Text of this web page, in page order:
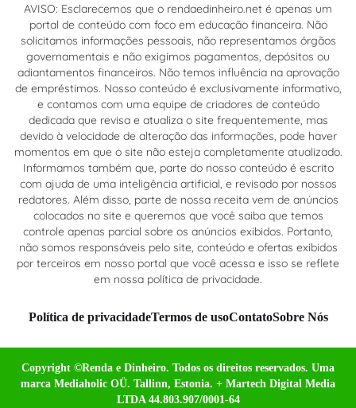
AVISO: Esclarecemos que o rendaedinheiro.net é apenas um
portal de conteúdo com foco em educação financeira. Não
solicitamos informações pessoais, não representamos órgãos
governamentais e não exigimos pagamentos, depósitos ou
adiantamentos financeiros. Não temos influência na aprovação
de empréstimos. Nosso conteúdo é exclusivamente informativo,
e contamos com uma equipe de criadores de conteúdo
dedicada que revisa e atualiza o site frequentemente, mas
devido à velocidade de alteração das informações, pode haver
momentos em que o site não esteja completamente atualizado.
Informamos também que, parte do nosso conteúdo é escrito
com ajuda de uma inteligência artificial, e revisado por nossos
redatores. Além disso, parte de nossa receita vem de anúncios
colocados no site e queremos que você saiba que temos
controle apenas parcial sobre os anúncios exibidos. Portanto,
não somos responsáveis pelo site, conteúdo e ofertas exibidos
por terceiros em nosso portal que você acessa e isso se reflete
em nossa política de privacidade.
Política de privacidadeTermos de usoContatoSobre Nós
Copyright ©Renda e Dinheiro. Todos os direitos reservados. Uma
marca Mediaholic OÜ. Tallinn, Estonia. + Martech Digital Media
LTDA 44.803.907/0001-64